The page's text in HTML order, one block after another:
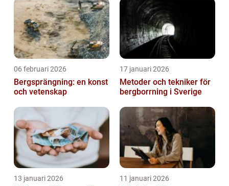
06 februari 2026
Bergsprängning: en konst
och vetenskap
17 januari 2026
Metoder och tekniker för
bergborrning i Sverige
13 januari 2026 11 januari 2026